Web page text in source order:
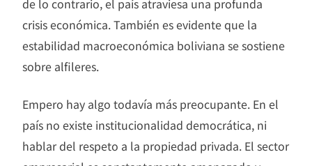
de lo contrario, el país atraviesa una profunda
crisis económica. También es evidente que la
estabilidad macroeconómica boliviana se sostiene
sobre alfileres.
Empero hay algo todavía más preocupante. En el
país no existe institucionalidad democrática, ni
hablar del respeto a la propiedad privada. El sector